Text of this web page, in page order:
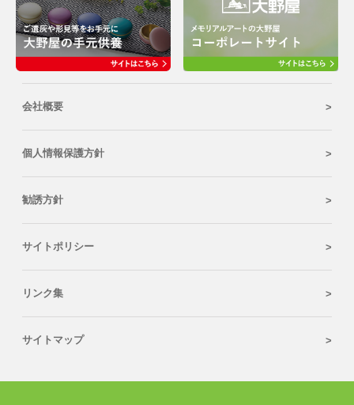
会社概要
個人情報保護方針
勧誘方針
サイトポリシー
リンク集
サイトマップ